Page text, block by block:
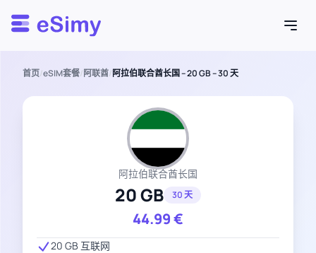
Esimy
首页/eSIM套餐/阿联酋/阿拉伯联合酋长国 – 20 GB – 30 天
阿拉伯联合酋长国
20 GB 30 天
44.99€
20 GB 互联网